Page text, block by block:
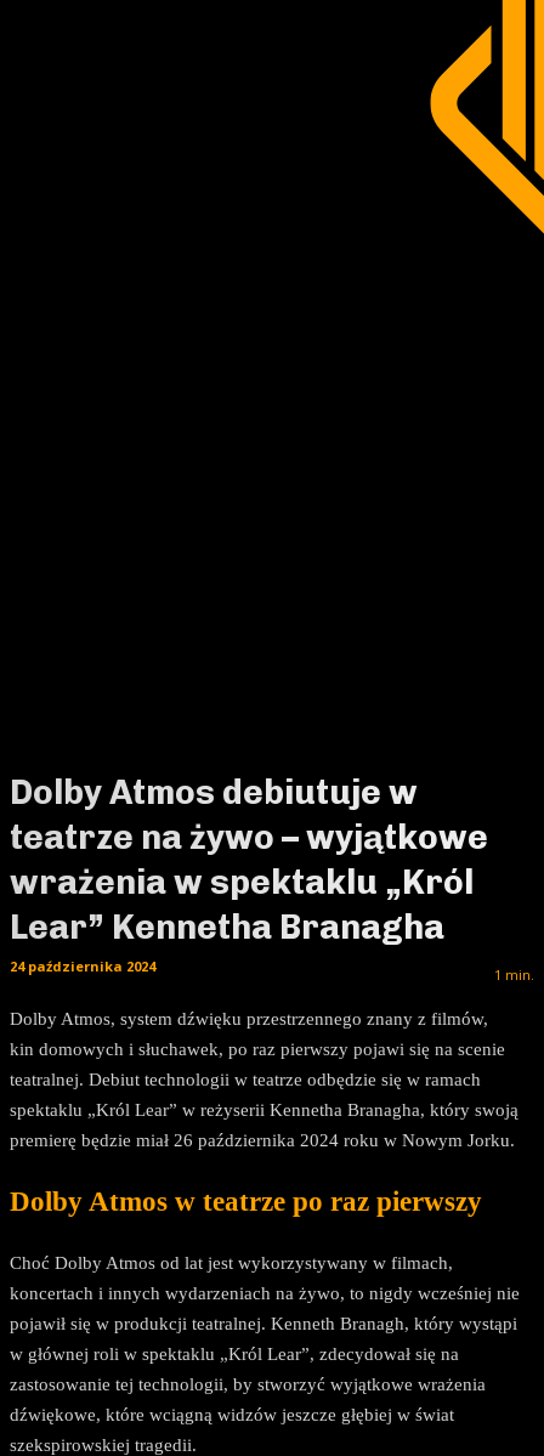
Dolby Atmos debiutuje w
teatrze na żywo – wyjątkowe
wrażenia w spektaklu „Król
Lear” Kennetha Branagha
1 min.
24 października 2024
Dolby Atmos, system dźwięku przestrzennego znany z filmów,
kin domowych i słuchawek, po raz pierwszy pojawi się na scenie
teatralnej. Debiut technologii w teatrze odbędzie się w ramach
spektaklu „Król Lear” w reżyserii Kennetha Branagha, który swoją
premierę będzie miał 26 października 2024 roku w Nowym Jorku.
Dolby Atmos w teatrze po raz pierwszy
Choć Dolby Atmos od lat jest wykorzystywany w filmach,
koncertach i innych wydarzeniach na żywo, to nigdy wcześniej nie
pojawił się w produkcji teatralnej. Kenneth Branagh, który wystąpi
w głównej roli w spektaklu „Król Lear”, zdecydował się na
zastosowanie tej technologii, by stworzyć wyjątkowe wrażenia
dźwiękowe, które wciągną widzów jeszcze głębiej w świat
szekspirowskiej tragedii.